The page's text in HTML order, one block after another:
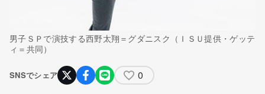
男子ＳＰで演技する西野太翔＝グダニスク（ＩＳＵ提供・ゲッテ
ィ＝共同）
SNSでシェア 0